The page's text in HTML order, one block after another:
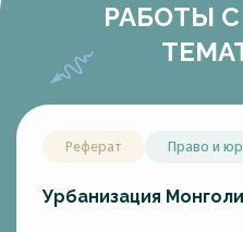
РАБОТЫ
Реферат Право и
Урбанизация